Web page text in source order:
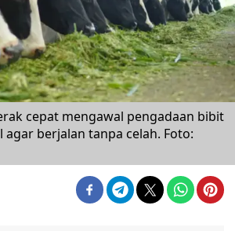
cepat mengawal pengadaan bibit
berjalan tanpa celah. Foto: